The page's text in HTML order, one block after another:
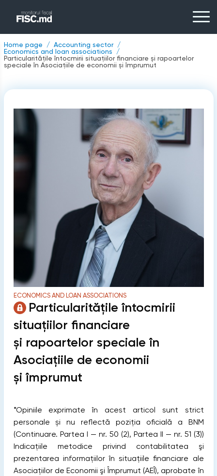
Home page
Accounting sector
Economics and loan associations
Particularitățile întocmirii situațiilor financiare și rapoartelor
speciale în Asociațiile de economii și împrumut
ECONOMICS AND LOAN ASSOCIATIONS
Particularitățile întocmirii
situațiilor financiare
și rapoartelor speciale în
Asociațiile de economii
și împrumut
*Opiniile exprimate în acest articol sunt strict
personale și nu reflectă poziția oficială a BNM
(Continuare. Partea I — nr. 50 (2), Partea II — nr. 51 (3))
Indicațiile metodice privind contabilitatea şi
prezentarea informațiilor în situațiile financiare ale
Asociațiilor de Economii şi Împrumut (AEÎ), aprobate în